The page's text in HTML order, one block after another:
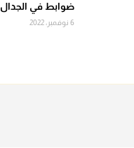
ضوابط في الجدال
6 نوفمبر، 2022